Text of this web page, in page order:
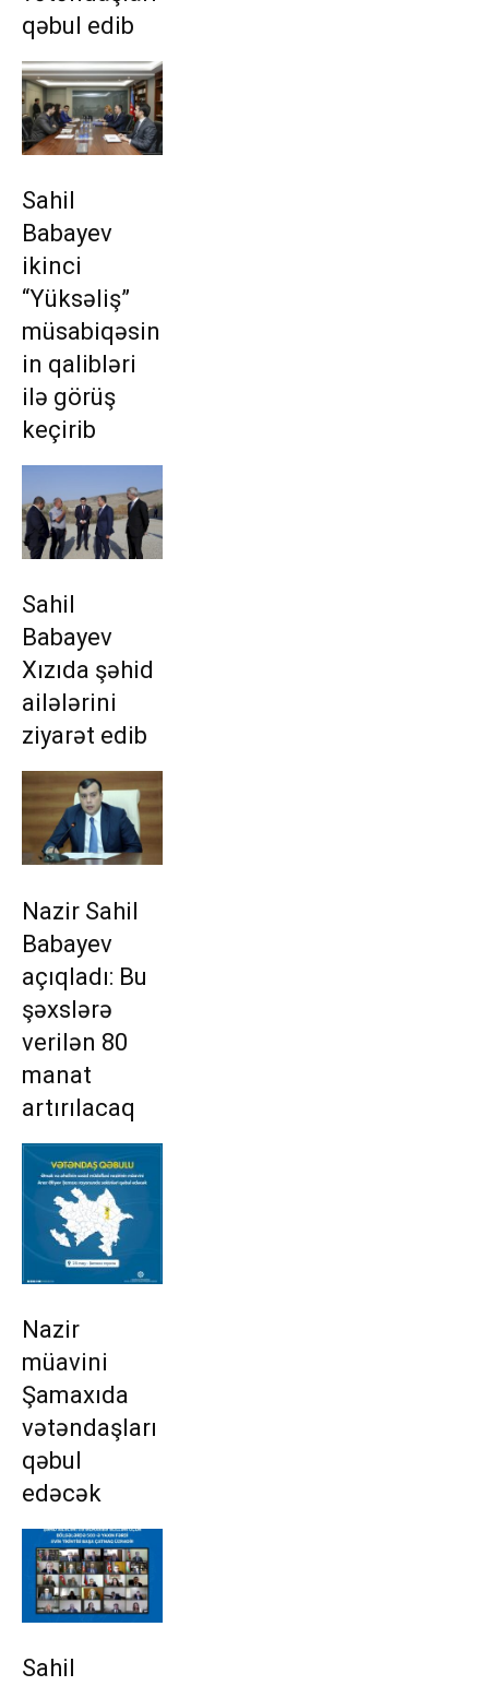
qəbul edib
Sahil
Babayev
ikinci
“Yüksəliş”
müsabiqəsin
in qalibləri
ilə görüş
keçirib
Sahil
Babayev
Xızıda şəhid
ailələrini
ziyarət edib
Nazir Sahil
Babayev
açıqladı: Bu
şəxslərə
verilən 80
manat
artırılacaq
Nazir
müavini
Şamaxıda
vətəndaşları
qəbul
edəcək
Sahil